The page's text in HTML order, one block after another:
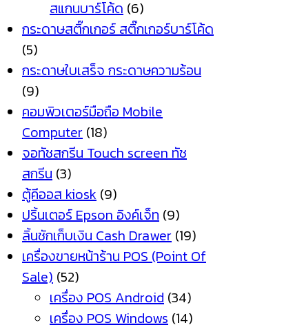
สแกนบาร์โค้ด (6)
กระดาษสติ๊กเกอร์ สติ๊กเกอร์บาร์โค้ด
(5)
กระดาษใบเสร็จ กระดาษความร้อน
(9)
คอมพิวเตอร์มือถือ Mobile
Computer (18)
จอทัชสกรีน Touch screen ทัช
สกรีน (3)
ตู้คีออส kiosk (9)
ปริ้นเตอร์ Epson อิงค์เจ็ท (9)
ลิ้นชักเก็บเงิน Cash Drawer (19)
เครื่องขายหน้าร้าน POS (Point Of
Sale) (52)
เครื่อง POS Android (34)
เครื่อง POS Windows (14)